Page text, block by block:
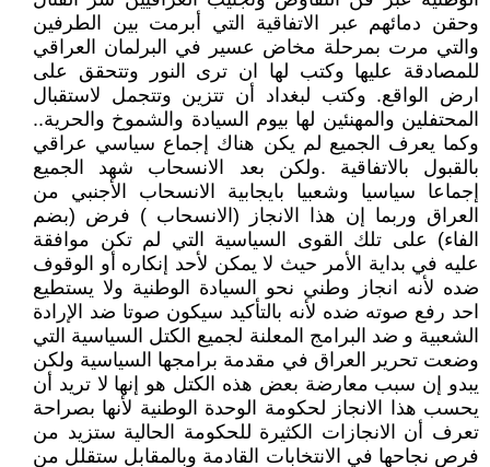
وحقن دمائهم عبر الاتفاقية التي أبرمت بين الطرفين
والتي مرت بمرحلة مخاض عسير في البرلمان العراقي
للمصادقة عليها وكتب لها ان ترى النور وتتحقق على
ارض الواقع. وكتب لبغداد أن تتزين وتتجمل لاستقبال
المحتفلين والمهنئين لها بيوم السيادة والشموخ والحرية..
وكما يعرف الجميع لم يكن هناك إجماع سياسي عراقي
بالقبول بالاتفاقية .ولكن بعد الانسحاب شهد الجميع
إجماعا سياسيا وشعبيا بايجابية الانسحاب الأجنبي من
العراق وربما إن هذا الانجاز (الانسحاب ) فرض (بضم
الفاء) على تلك القوى السياسية التي لم تكن موافقة
عليه في بداية الأمر حيث لا يمكن لأحد إنكاره أو الوقوف
ضده لأنه انجاز وطني نحو السيادة الوطنية ولا يستطيع
احد رفع صوته ضده لأنه بالتأكيد سيكون صوتا ضد الإرادة
الشعبية و ضد البرامج المعلنة لجميع الكتل السياسية التي
وضعت تحرير العراق في مقدمة برامجها السياسية ولكن
يبدو إن سبب معارضة بعض هذه الكتل هو إنها لا تريد أن
يحسب هذا الانجاز لحكومة الوحدة الوطنية لأنها بصراحة
تعرف أن الانجازات الكثيرة للحكومة الحالية ستزيد من
فرص نجاحها في الانتخابات القادمة وبالمقابل ستقلل من